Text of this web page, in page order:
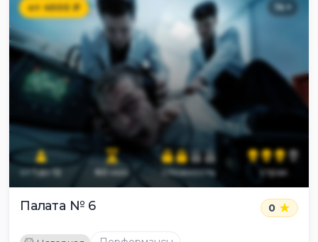
от4500₽ 14+
от1до12 60 мин сложность страх
Палата № 6 0